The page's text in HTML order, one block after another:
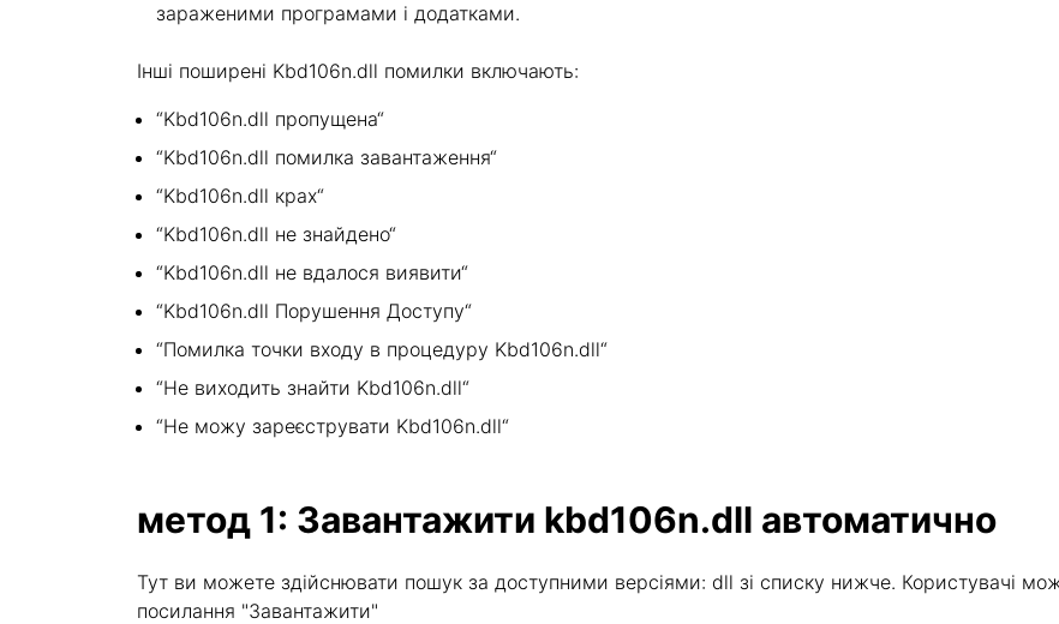
зараженими програмами і додатками.
Інші поширені Kbd106n.dll помилки включають:
“Kbd106n.dll пропущена“
“Kbd106n.dll помилка завантаження“
“Kbd106n.dll крах“
“Kbd106n.dll не знайдено“
“Kbd106n.dll не вдалося виявити“
“Kbd106n.dll Порушення Доступу“
“Помилка точки входу в процедуру Kbd106n.dll“
“Не виходить знайти Kbd106n.dll“
“Не можу зареєструвати Kbd106n.dll“
метод 1: Завантажити kbd106n.dll автоматично
Тут ви можете здійснювати пошук за доступними версіями: dll зі списку нижче. Користувачі
посилання "Завантажити"